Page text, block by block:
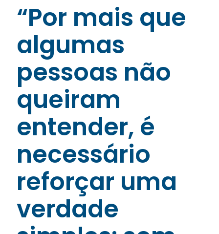
“Por mais que
algumas
pessoas não
queiram
entender, é
necessário
reforçar uma
verdade